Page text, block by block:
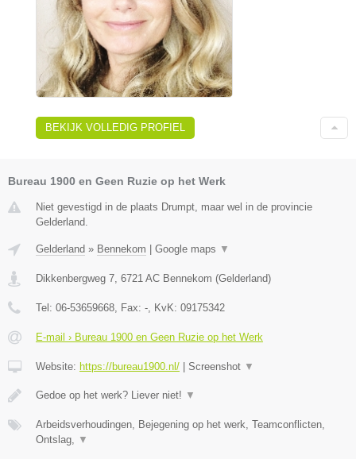
BEKIJK VOLLEDIG PROFIEL
Bureau 1900 en Geen Ruzie op het Werk
Niet gevestigd in de plaats Drumpt, maar wel in de provincie
Gelderland.
Gelderland » Bennekom Google maps ▼
Dikkenbergweg 7 6721 AC Bennekom (Gelderland)
Tel: 06-53659668 , Fax: - , KvK: 09175342
E-mail › Bureau 1900 en Geen Ruzie op het Werk
Website: https://bureau1900.nl/ Screenshot ▼
Gedoe op het werk? Liever niet! ▼
Arbeidsverhoudingen, Bejegening op het werk, Teamconflicten,
Ontslag,
▼